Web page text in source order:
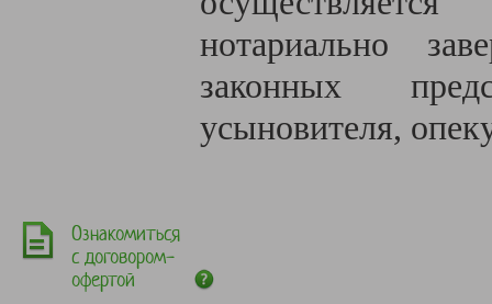
нотариально
законных
усыновителя,
Ознакомиться
с договором-
офертой